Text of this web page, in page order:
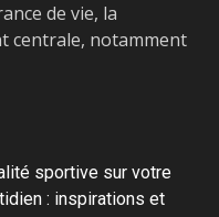
de vie, la
centrale, notamment
sportive sur votre
: inspirations et